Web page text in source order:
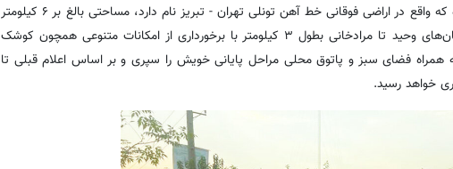
برپایه این گزارش، از مجموع مسیر ۹ کیلومتری این پروژه که واقع در اراضی فوقانی خط آهن تونلی تهران - تبریز نام دارد، مساحتی بالغ بر ۶ کیلومتر
در منطقه ۱۸ واقع شده که در فاز نخست حدفاصل خیابان‌های وحید تا مرادخانی بطول ۳ کیلومتر با برخورداری از امکانات متنوعی همچون کوشک
همراه فضای سبز و پاتوق محلی مراحل پایانی خویش را سپری و بر اساس اعلام قبلی تا
خواهد رسید.